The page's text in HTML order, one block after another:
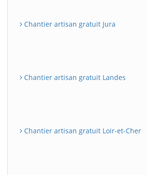
Chantier artisan gratuit Jura
Chantier artisan gratuit Landes
Chantier artisan gratuit Loir-et-Cher